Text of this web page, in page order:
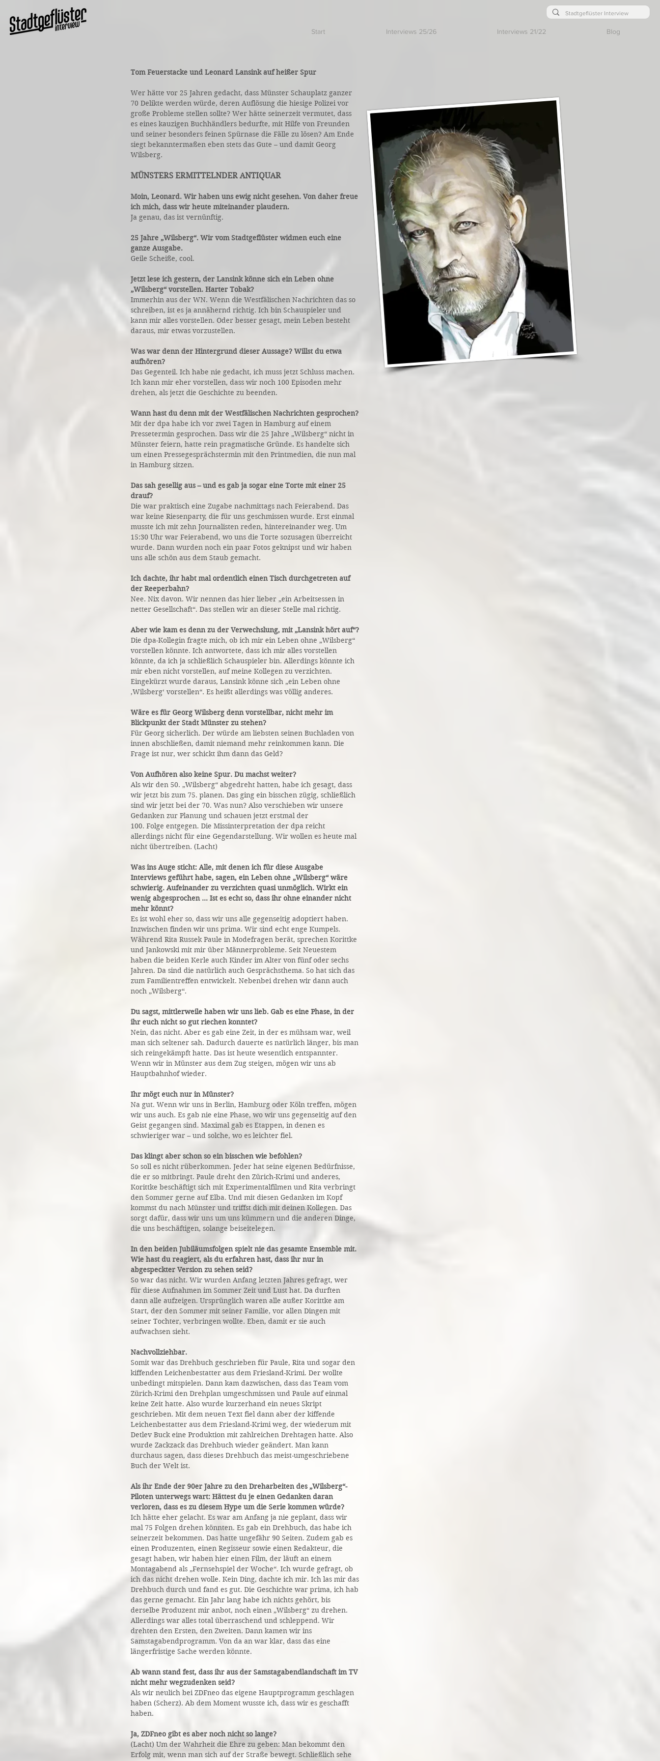
Start Interviews 25/26 Interviews 21/22 Blog
Tom Feuerstacke und Leonard Lansink auf heißer Spur
Wer hätte vor 25 Jahren gedacht, dass Münster Schauplatz ganzer
70 Delikte werden würde, deren Auflösung die hiesige Polizei vor
große Probleme stellen sollte? Wer hätte seinerzeit vermutet, dass
es eines kauzigen Buchhändlers bedurfte, mit Hilfe von Freunden
und seiner besonders feinen Spürnase die Fälle zu lösen? Am Ende
siegt bekanntermaßen eben stets das Gute – und damit Georg
Wilsberg.
MÜNSTERS ERMITTELNDER ANTIQUAR
Moin, Leonard. Wir haben uns ewig nicht gesehen. Von daher freue
ich mich, dass wir heute miteinander plaudern.
Ja genau, das ist vernünftig.
25 Jahre „Wilsberg“. Wir vom Stadtgeflüster widmen euch eine
ganze Ausgabe.
Geile Scheiße, cool.
Jetzt lese ich gestern, der Lansink könne sich ein Leben ohne
„Wilsberg“ vorstellen. Harter Tobak?
Immerhin aus der WN. Wenn die Westfälischen Nachrichten das so
schreiben, ist es ja annähernd richtig. Ich bin Schauspieler und
kann mir alles vorstellen. Oder besser gesagt, mein Leben besteht
daraus, mir etwas vorzustellen.
Was war denn der Hintergrund dieser Aussage? Willst du etwa
aufhören?
Das Gegenteil. Ich habe nie gedacht, ich muss jetzt Schluss machen.
Ich kann mir eher vorstellen, dass wir noch 100 Episoden mehr
drehen, als jetzt die Geschichte zu beenden.
Wann hast du denn mit der Westfälischen Nachrichten gesprochen?
Mit der dpa habe ich vor zwei Tagen in Hamburg auf einem
Pressetermin gesprochen. Dass wir die 25 Jahre „Wilsberg“ nicht in
Münster feiern, hatte rein pragmatische Gründe. Es handelte sich
um einen Pressegesprächstermin mit den Printmedien, die nun mal
in Hamburg sitzen.
Das sah gesellig aus – und es gab ja sogar eine Torte mit einer 25
drauf?
Die war praktisch eine Zugabe nachmittags nach Feierabend. Das
war keine Riesenparty, die für uns geschmissen wurde. Erst einmal
musste ich mit zehn Journalisten reden, hintereinander weg. Um
15:30 Uhr war Feierabend, wo uns die Torte sozusagen überreicht
wurde. Dann wurden noch ein paar Fotos geknipst und wir haben
uns alle schön aus dem Staub gemacht.
Ich dachte, ihr habt mal ordentlich einen Tisch durchgetreten auf
der Reeperbahn?
Nee. Nix davon. Wir nennen das hier lieber „ein Arbeitsessen in
netter Gesellschaft“. Das stellen wir an dieser Stelle mal richtig.
Aber wie kam es denn zu der Verwechslung, mit „Lansink hört auf“?
Die dpa-Kollegin fragte mich, ob ich mir ein Leben ohne „Wilsberg“
vorstellen könnte. Ich antwortete, dass ich mir alles vorstellen
könnte, da ich ja schließlich Schauspieler bin. Allerdings könnte ich
mir eben nicht vorstellen, auf meine Kollegen zu verzichten.
Eingekürzt wurde daraus, Lansink könne sich „ein Leben ohne
‚Wilsberg‘ vorstellen“. Es heißt allerdings was völlig anderes.
Wäre es für Georg Wilsberg denn vorstellbar, nicht mehr im
Blickpunkt der Stadt Münster zu stehen?
Für Georg sicherlich. Der würde am liebsten seinen Buchladen von
innen abschließen, damit niemand mehr reinkommen kann. Die
Frage ist nur, wer schickt ihm dann das Geld?
Von Aufhören also keine Spur. Du machst weiter?
Als wir den 50. „Wilsberg“ abgedreht hatten, habe ich gesagt, dass
wir jetzt bis zum 75. planen. Das ging ein bisschen zügig, schließlich
sind wir jetzt bei der 70. Was nun? Also verschieben wir unsere
Gedanken zur Planung und schauen jetzt erstmal der
100. Folge entgegen. Die Missinterpretation der dpa reicht
allerdings nicht für eine Gegendarstellung. Wir wollen es heute mal
nicht übertreiben. (Lacht)
Was ins Auge sticht: Alle, mit denen ich für diese Ausgabe
Interviews geführt habe, sagen, ein Leben ohne „Wilsberg“ wäre
schwierig. Aufeinander zu verzichten quasi unmöglich. Wirkt ein
wenig abgesprochen … Ist es echt so, dass ihr ohne einander nicht
mehr könnt?
Es ist wohl eher so, dass wir uns alle gegenseitig adoptiert haben.
Inzwischen finden wir uns prima. Wir sind echt enge Kumpels.
Während Rita Russek Paule in Modefragen berät, sprechen Korittke
und Jankowski mit mir über Männerprobleme. Seit Neuestem
haben die beiden Kerle auch Kinder im Alter von fünf oder sechs
Jahren. Da sind die natürlich auch Gesprächsthema. So hat sich das
zum Familientreffen entwickelt. Nebenbei drehen wir dann auch
noch „Wilsberg“.
Du sagst, mittlerweile haben wir uns lieb. Gab es eine Phase, in der
ihr euch nicht so gut riechen konntet?
Nein, das nicht. Aber es gab eine Zeit, in der es mühsam war, weil
man sich seltener sah. Dadurch dauerte es natürlich länger, bis man
sich reingekämpft hatte. Das ist heute wesentlich entspannter.
Wenn wir in Münster aus dem Zug steigen, mögen wir uns ab
Hauptbahnhof wieder.
Ihr mögt euch nur in Münster?
Na gut. Wenn wir uns in Berlin, Hamburg oder Köln treffen, mögen
wir uns auch. Es gab nie eine Phase, wo wir uns gegenseitig auf den
Geist gegangen sind. Maximal gab es Etappen, in denen es
schwieriger war – und solche, wo es leichter fiel.
Das klingt aber schon so ein bisschen wie befohlen?
So soll es nicht rüberkommen. Jeder hat seine eigenen Bedürfnisse,
die er so mitbringt. Paule dreht den Zürich-Krimi und anderes,
Korittke beschäftigt sich mit Experimentalfilmen und Rita verbringt
den Sommer gerne auf Elba. Und mit diesen Gedanken im Kopf
kommst du nach Münster und triffst dich mit deinen Kollegen. Das
sorgt dafür, dass wir uns um uns kümmern und die anderen Dinge,
die uns beschäftigen, solange beiseitelegen.
In den beiden Jubiläumsfolgen spielt nie das gesamte Ensemble mit.
Wie hast du reagiert, als du erfahren hast, dass ihr nur in
abgespeckter Version zu sehen seid?
So war das nicht. Wir wurden Anfang letzten Jahres gefragt, wer
für diese Aufnahmen im Sommer Zeit und Lust hat. Da durften
dann alle aufzeigen. Ursprünglich waren alle außer Korittke am
Start, der den Sommer mit seiner Familie, vor allen Dingen mit
seiner Tochter, verbringen wollte. Eben, damit er sie auch
aufwachsen sieht.
Nachvollziehbar.
Somit war das Drehbuch geschrieben für Paule, Rita und sogar den
kiffenden Leichenbestatter aus dem Friesland-Krimi. Der wollte
unbedingt mitspielen. Dann kam dazwischen, dass das Team vom
Zürich-Krimi den Drehplan umgeschmissen und Paule auf einmal
keine Zeit hatte. Also wurde kurzerhand ein neues Skript
geschrieben. Mit dem neuen Text fiel dann aber der kiffende
Leichenbestatter aus dem Friesland-Krimi weg, der wiederum mit
Detlev Buck eine Produktion mit zahlreichen Drehtagen hatte. Also
wurde Zackzack das Drehbuch wieder geändert. Man kann
durchaus sagen, dass dieses Drehbuch das meist-umgeschriebene
Buch der Welt ist.
Als ihr Ende der 90er Jahre zu den Dreharbeiten des „Wilsberg“-
Piloten unterwegs wart: Hättest du je einen Gedanken daran
verloren, dass es zu diesem Hype um die Serie kommen würde?
Ich hätte eher gelacht. Es war am Anfang ja nie geplant, dass wir
mal 75 Folgen drehen könnten. Es gab ein Drehbuch, das habe ich
seinerzeit bekommen. Das hatte ungefähr 90 Seiten. Zudem gab es
einen Produzenten, einen Regisseur sowie einen Redakteur, die
gesagt haben, wir haben hier einen Film, der läuft an einem
Montagabend als „Fernsehspiel der Woche“. Ich wurde gefragt, ob
ich das nicht drehen wolle. Kein Ding, dachte ich mir. Ich las mir das
Drehbuch durch und fand es gut. Die Geschichte war prima, ich hab
das gerne gemacht. Ein Jahr lang habe ich nichts gehört, bis
derselbe Produzent mir anbot, noch einen „Wilsberg“ zu drehen.
Allerdings war alles total überraschend und schleppend. Wir
drehten den Ersten, den Zweiten. Dann kamen wir ins
Samstagabendprogramm. Von da an war klar, dass das eine
längerfristige Sache werden könnte.
Ab wann stand fest, dass ihr aus der Samstagabendlandschaft im TV
nicht mehr wegzudenken seid?
Als wir neulich bei ZDFneo das eigene Hauptprogramm geschlagen
haben (Scherz). Ab dem Moment wusste ich, dass wir es geschafft
haben.
Ja, ZDFneo gibt es aber noch nicht so lange?
(Lacht) Um der Wahrheit die Ehre zu geben: Man bekommt den
Erfolg mit, wenn man sich auf der Straße bewegt. Schließlich sehe